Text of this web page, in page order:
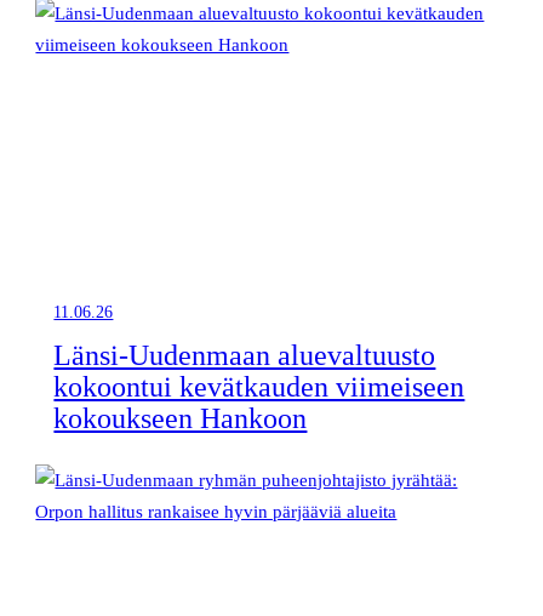
11.06.26
Länsi-Uudenmaan aluevaltuusto
kokoontui kevätkauden viimeiseen
kokoukseen Hankoon